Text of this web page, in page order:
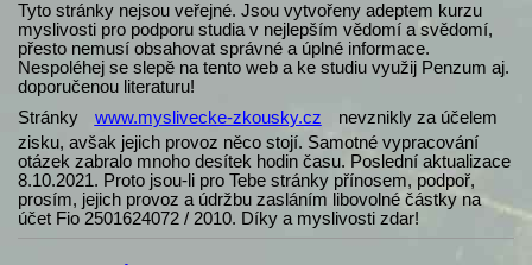
Tyto stránky nejsou veřejné. Jsou vytvořeny adeptem kurzu
myslivosti pro podporu studia v nejlepším vědomí a svědomí,
přesto nemusí obsahovat správné a úplné informace.
Nespoléhej se slepě na tento web a ke studiu využij Penzum aj.
doporučenou literaturu!
Stránky
www.myslivecke-zkousky.cz
nevznikly za účelem
zisku, avšak jejich provoz něco stojí. Samotné vypracování
otázek zabralo mnoho desítek hodin času. Poslední aktualizace
8.10.2021. Proto jsou-li pro Tebe stránky přínosem, podpoř,
prosím, jejich provoz a údržbu zasláním libovolné částky na
účet Fio 2501624072 / 2010. Díky a myslivosti zdar!